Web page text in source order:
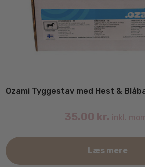
Ozami Tyggestav med Hest &
35.00 kr. inkl.
Læs mere